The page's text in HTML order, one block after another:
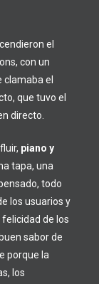
el
con un
el
que tuvo el
directo.
piano y
tapa, una
todo
los usuarios y
de los
sabor de
porque la
los